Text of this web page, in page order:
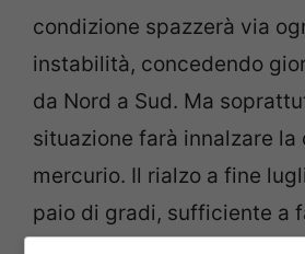
condizione spazzerà via
instabilità, concedendo
da Nord a Sud. Ma
situazione farà innalzare la
mercurio. Il rialzo a fine
paio di gradi, sufficiente a